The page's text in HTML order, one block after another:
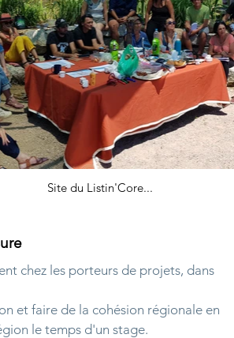
Site du Listin'Core...
chez les porteurs de projets, dans
et faire de la cohésion régionale en
le temps d'un stage.